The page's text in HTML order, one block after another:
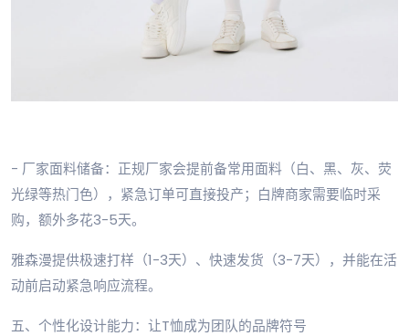
- 厂家面料储备：正规厂家会提前备常用面料（白、黑、灰、荧
光绿等热门色），紧急订单可直接投产；白牌商家需要临时采
购，额外多花3-5天。
雅森漫提供极速打样（1-3天）、快速发货（3-7天），并能在活
动前启动紧急响应流程。
五、个性化设计能力：让T恤成为团队的品牌符号